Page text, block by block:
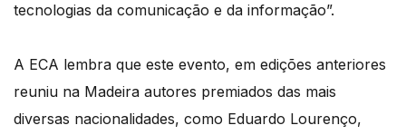
tecnologias da comunicação e da informação”.
A ECA lembra que este evento, em edições anteriores
reuniu na Madeira autores premiados das mais
diversas nacionalidades, como Eduardo Lourenço,